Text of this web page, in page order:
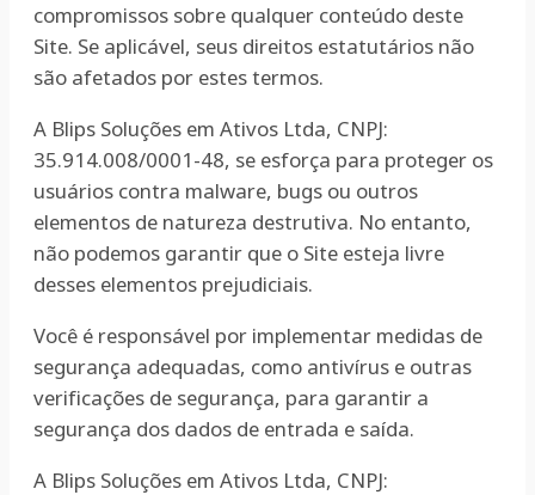
compromissos sobre qualquer conteúdo deste
Site. Se aplicável, seus direitos estatutários não
são afetados por estes termos.
A Blips Soluções em Ativos Ltda, CNPJ:
35.914.008/0001-48, se esforça para proteger os
usuários contra malware, bugs ou outros
elementos de natureza destrutiva. No entanto,
não podemos garantir que o Site esteja livre
desses elementos prejudiciais.
Você é responsável por implementar medidas de
segurança adequadas, como antivírus e outras
verificações de segurança, para garantir a
segurança dos dados de entrada e saída.
A Blips Soluções em Ativos Ltda, CNPJ: